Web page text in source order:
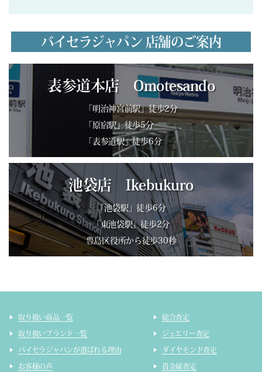
バイセラジャパン 店舗のご案内
表参道本店 Omotesando
「明治神宮前駅」徒歩2分
「原宿駅」徒歩5分
「表参道駅」徒歩6分
池袋店 Ikebukuro
「池袋駅」徒歩6分
「東池袋駅」徒歩2分
豊島区役所から徒歩30秒
取り扱い商品一覧
取り扱いブランド一覧
バイセラジャパンが選ばれる理由
お客様の声
総合査定
ジュエリー査定
ダイヤモンド査定
貴金属査定